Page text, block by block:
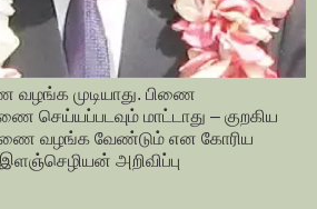
வழங்க முடியாது. பிணை
செய்யப்படவும் மாட்டாது – குறகிய
பிணை வழங்க வேண்டும் என கோரிய
அறிவிப்பு